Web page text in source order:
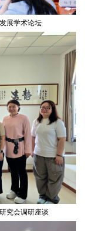
展学术论坛
究会调研座谈